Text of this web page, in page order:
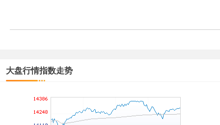
大盘行情指数走势
深证成指